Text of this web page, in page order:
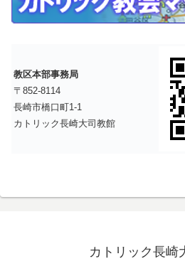
教区本部事務局
〒852-8114
長崎市橋口町1-1
カトリック長崎大司教館
カトリック長崎